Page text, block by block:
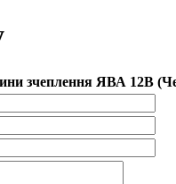
зчеплення ЯВА 12В